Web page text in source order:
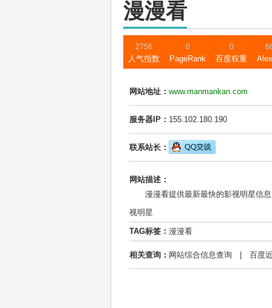
漫漫看
2756
人气指数
0
PageRank
0
百度权重
网站地址： www.manmankan.com
服务器IP： 155.102.180.190
联系站长：
网站描述：
漫漫看提供最新最快的影视明星信
视明星
TAG标签： 漫漫看
相关查询： 网站综合信息查询 百度